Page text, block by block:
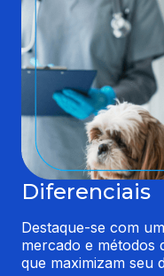
Diferenciais
Destaque-se com
mercado e métodos
que maximizam seu